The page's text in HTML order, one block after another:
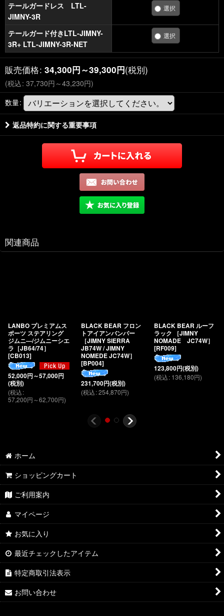
テールガードレス LTL-
JIMNY-3R
テールガード付きLTL-JIMNY-
3R+ LTL-JIMNY-3R-NET
販売価格: 34,300円～39,300円(税別)
(税込: 37,730円 ～43,230円)
数量:
返品特約に関する重要事項
関連商品
LANBO プレミアムス
ポーツ ステアリング
ジムニ―/ジムニーシエ
ラ［JB64/74］
[CB013]
52,000円～57,000円
(税別)
(税込:
57,200円～62,700円)
BLACK BEAR フロン
トアイアンバンパー
［JIMNY SIERRA
JB74W / JIMNY
NOMEDE JC74W］
[BP004]
231,700円(税別)
(税込:254,870円)
BLACK BEAR ルーフ
ラック ［JIMNY
NOMADE JC74W］
[RF009]
123,800円(税別)
(税込: 136,180円)
ホーム
ショッピングカート
ご利用案内
マイページ
お気に入り
最近チェックしたアイテム
特定商取引法表示
お問い合わせ